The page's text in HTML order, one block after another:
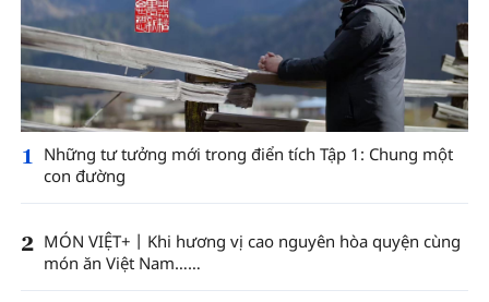
1
Những tư tưởng mới trong điển tích Tập 1: Chung một
con đường
2 MÓN VIỆT+丨Khi hương vị cao nguyên hòa quyện cùng
món ăn Việt Nam……